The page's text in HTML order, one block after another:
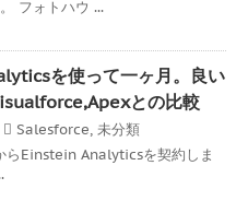
フォトハウ ...
を使って一ヶ月。良い
との比較
Salesforce, 未分類
らEinstein Analyticsを契約しま